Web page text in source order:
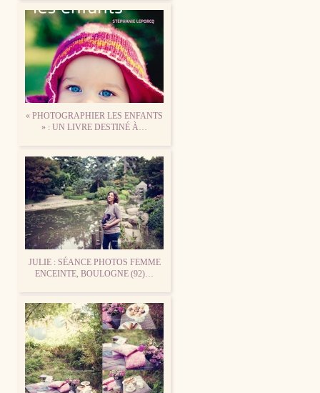
« PHOTOGRAPHIER LES ENFANTS
» : UN LIVRE DESTINÉ À…
JULIE : SÉANCE PHOTOS FEMME
ENCEINTE, BOULOGNE (92)…